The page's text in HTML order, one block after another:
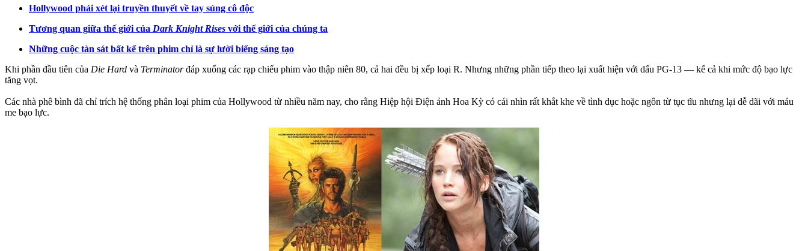
Hollywood phải xét lại truyền thuyết về tay súng cô độc
Tương quan giữa thế giới của Dark Knight Rises với thế giới của chúng ta
Những cuộc tàn sát bất kể trên phim chỉ là sự lười biếng sáng tạo
Khi phần đầu tiên của Die Hard và Terminatorđáp xuống các rạp chiếu phim vào thập niên 80, cả hai đều bị xếp loại R. Nhưng những phần tiếp theo lại xuất hiện với dấu PG-13 — kể cả khi mức độ bạo lực
tăng vọt.
Các nhà phê bình đã chỉ trích hệ thống phân loại phim của Hollywood từ nhiều năm nay, cho rằng Hiệp hội Điện ảnh Hoa Kỳ có cái nhìn rất khắt khe về tình dục hoặc ngôn từ tục tĩu nhưng lại dễ dãi với máu
me bạo lực.